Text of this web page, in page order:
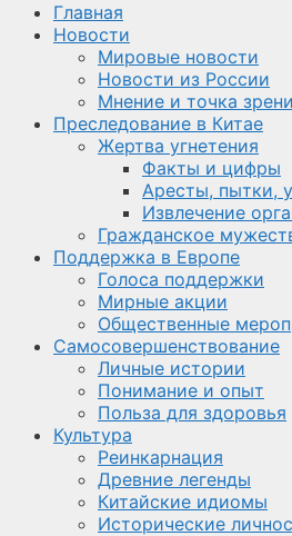
Главная
Новости
Мировые новости
Новости из России
Мнение и точка
Преследование в Китае
Жертва угнетения
Факты и цифры
Аресты, пытки,
Извлечение
Гражданское
Поддержка в Европе
Голоса поддержки
Мирные акции
Общественные
Самосовершенствование
Личные истории
Понимание и опыт
Польза для здоровья
Культура
Реинкарнация
Древние легенды
Китайские идиомы
Исторические